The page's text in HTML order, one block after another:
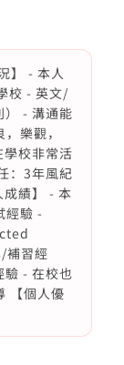
】 - 本人
校 - 英文/
） - 溝通能
樂觀，
校非常活
：3年風紀
績】 - 本
經驗 -
補習經
驗 - 在校也
【個人優